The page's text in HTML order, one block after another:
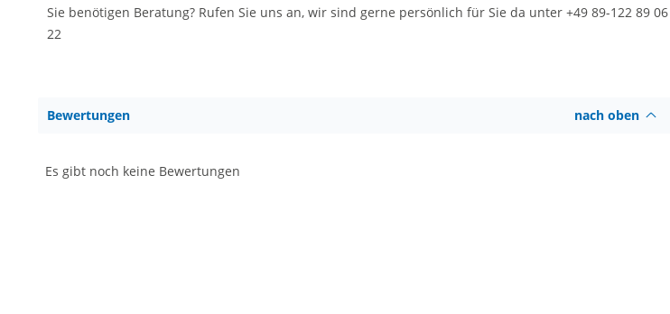
Sie benötigen Beratung? Rufen Sie uns an, wir sind gerne persönlich für Sie da unter +49 89-122 89 06
22
Bewertungen nach oben
Es gibt noch keine Bewertungen